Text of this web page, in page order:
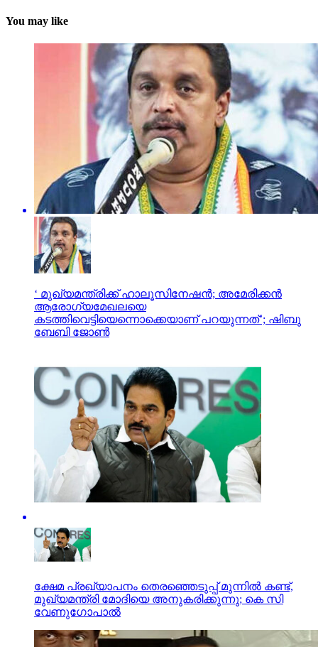
You may like
‘ മുഖ്യമന്ത്രിക്ക് ഹാലൂസിനേഷന്‍; അമേരിക്കന്‍
ആരോഗ്യമേഖലയെ
കടത്തിവെട്ടിയെന്നൊക്കെയാണ് പറയുന്നത്’; ഷിബു
ബേബി ജോണ്‍
ക്ഷേമ പ്രഖ്യാപനം തെരഞ്ഞെടുപ്പ് മുന്നിൽ കണ്ട്,
മുഖ്യമന്ത്രി മോദിയെ അനുകരിക്കുന്നു; കെ സി
വേണുഗോപാൽ